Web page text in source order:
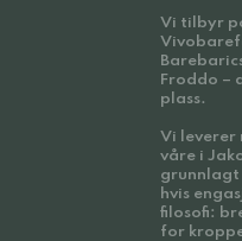
Vi tilbyr
Froddo –
plass.
Vi leverer
våre i
grunnlagt
hvis
filosofi:
for